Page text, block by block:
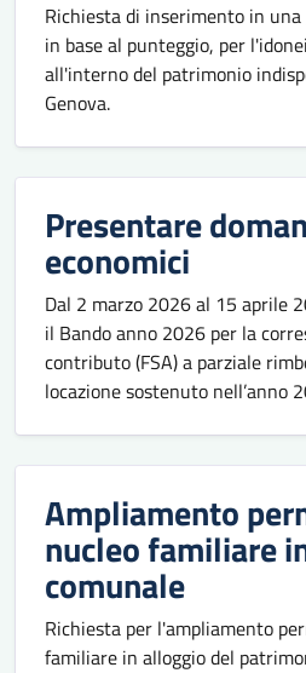
Richiesta di inserimento in
in base al punteggio, per
all'interno del patrimonio
Genova.
Presentare
economici
Dal 2 marzo 2026 al 15 aprile
il Bando anno 2026 per la
contributo (FSA) a parziale
locazione sostenuto nell’anno
Ampliamento
nucleo familiare
comunale
Richiesta per l'ampliamento
familiare in alloggio del